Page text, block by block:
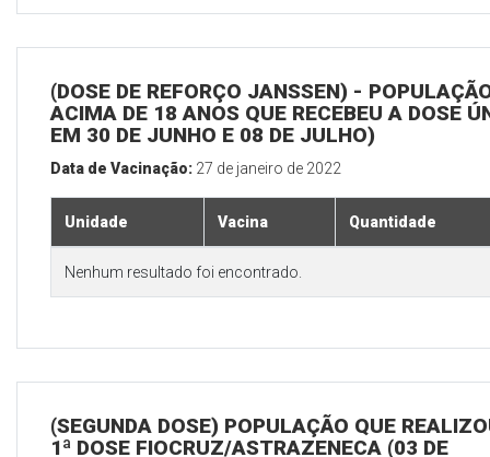
(DOSE DE REFORÇO JANSSEN) -
ACIMA DE 18 ANOS QUE RECEBEU A DOSE
EM 30 DE JUNHO E 08 DE JULHO)
Data de Vacinação: 27 de janeiro de 2022
Unidade Vacina Quantidade
Nenhum resultado foi encontrado.
(SEGUNDA DOSE) POPULAÇÃO QUE
1ª DOSE FIOCRUZ/ASTRAZENECA (03 DE